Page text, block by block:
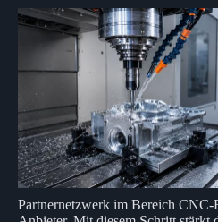
Partnernetzwerk im Bereich CNC-